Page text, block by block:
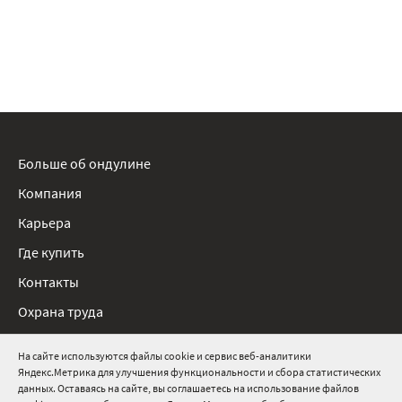
На сайте используются файлы cookie и сервис веб-аналитики
Яндекс.Метрика для улучшения функциональности и сбора статистических
данных. Оставаясь на сайте, вы соглашаетесь на использование файлов
8 800 511 91 82
Больше об ондулине
Компания
Карьера
Где купить
Контакты
Охрана труда